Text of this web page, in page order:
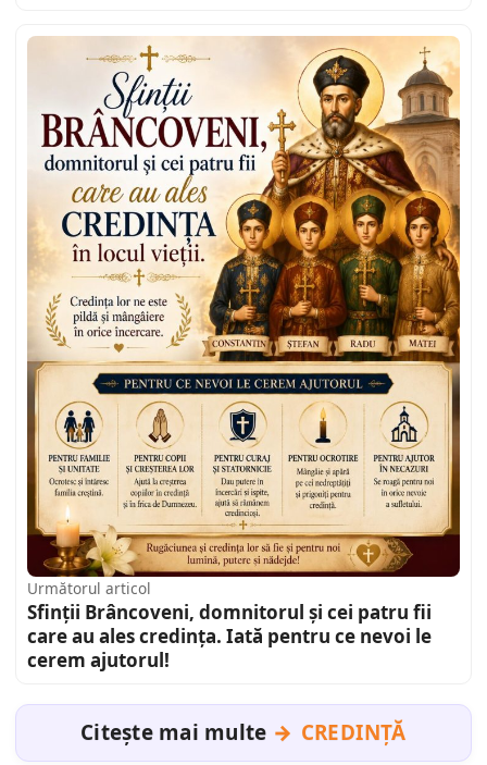
Următorul articol
Sfinții Brâncoveni, domnitorul și cei patru fii
care au ales credința. Iată pentru ce nevoi le
cerem ajutorul!
Citește mai multe CREDINȚĂ